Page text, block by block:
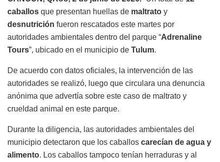
caballos que presentan huellas de maltrato y
desnutrición fueron rescatados este martes por
autoridades ambientales dentro del parque “Adrenaline
Tours”, ubicado en el municipio de Tulum.
De acuerdo con datos oficiales, la intervención de las
autoridades se realizó, luego que circulara una denuncia
anónima que advertía sobre este caso de maltrato y
crueldad animal en este parque.
Durante la diligencia, las autoridades ambientales del
municipio detectaron que los caballos carecían de agua y
alimento. Los caballos tampoco tenían herraduras y al